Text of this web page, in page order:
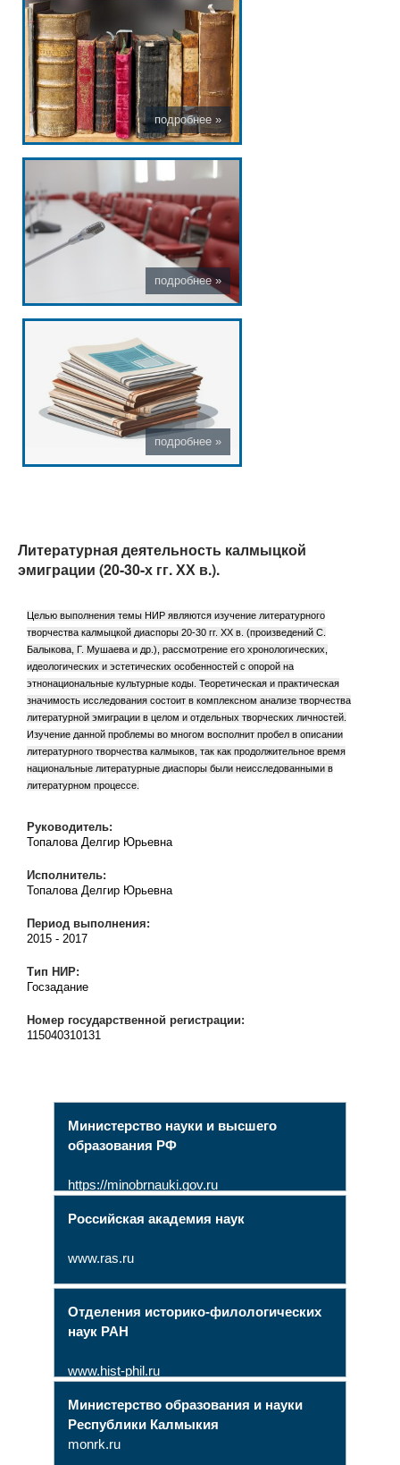
Литературная деятельность калмыцкой
эмиграции (20-30-х гг. ХХ в.).
Целью выполнения темы НИР являются изучение литературного
творчества калмыцкой диаспоры 20-30 гг. ХХ в. (произведений С.
Балыкова, Г. Мушаева и др.), рассмотрение его хронологических,
идеологических и эстетических особенностей с опорой на
этнонациональные культурные коды. Теоретическая и практическая
значимость исследования состоит в комплексном анализе творчества
литературной эмиграции в целом и отдельных творческих личностей.
Изучение данной проблемы во многом восполнит пробел в описании
литературного творчества калмыков, так как продолжительное время
национальные литературные диаспоры были неисследованными в
литературном процессе.
Руководитель:
Топалова Делгир Юрьевна
Исполнитель:
Топалова Делгир Юрьевна
Период выполнения:
2015- 2017
Тип НИР:
Госзадание
Номер государственной регистрации:
115040310131
Министерство науки и высшего
образования РФ
https://minobrnauki.gov.ru
Российская академия наук
www.ras.ru
Отделения историко-филологических
наук РАН
www.hist-phil.ru
Министерство образования и науки
Республики Калмыкия
monrk.ru